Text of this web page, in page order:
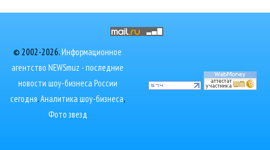
© 2002-2026.Информационное
агентство NEWSmuz - последние
новости шоу-бизнеса России
сегодня.Аналитика шоу-бизнеса,
Фото звезд